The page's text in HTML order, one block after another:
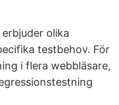
olika
testbehov. För
i flera webbläsare,